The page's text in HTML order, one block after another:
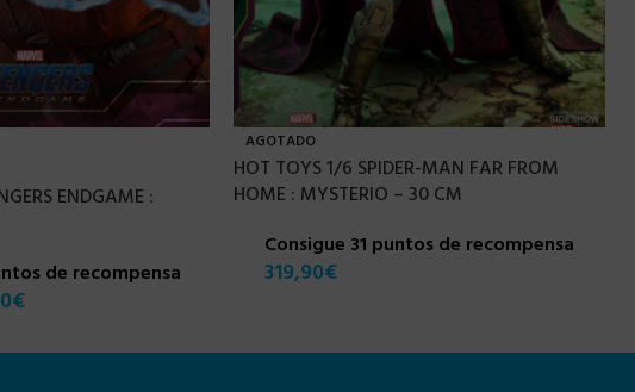
ENDGAME :
de recompensa
€
AGOTADO
HOT TOYS 1/6 SPIDER-MAN FAR FROM
HOME : MYSTERIO – 30 CM
Consigue 31 puntos de recompensa
319,90€